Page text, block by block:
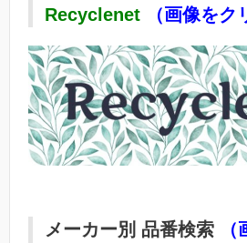
Recyclenet
（画像をク
メーカー別 品番検索